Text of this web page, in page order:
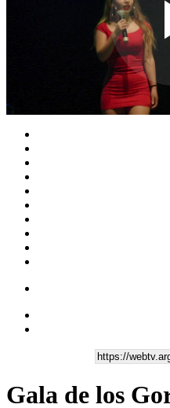
Gala de los